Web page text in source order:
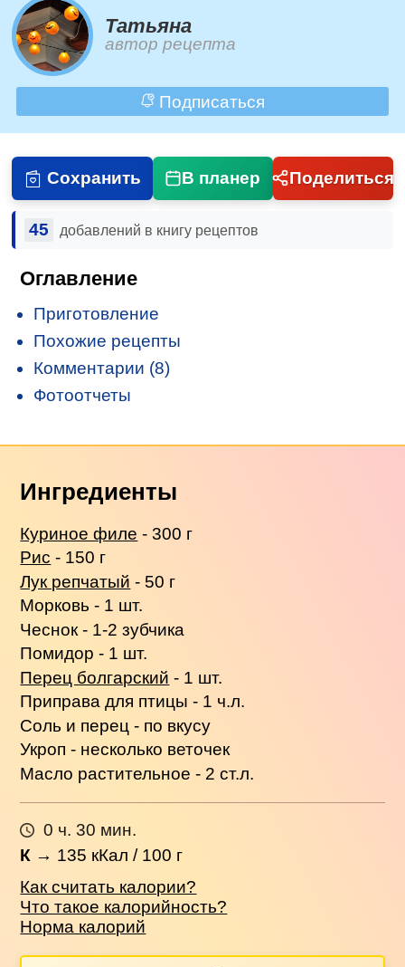
Татьяна
автор рецепта
Подписаться
Сохранить В планер Поделиться
45 добавлений в книгу рецептов
Оглавление
Приготовление
Похожие рецепты
Комментарии (8)
Фотоотчеты
Ингредиенты
Куриное филе - 300 г
Рис - 150 г
Лук репчатый - 50 г
Морковь - 1 шт.
Чеснок - 1-2 зубчика
Помидор - 1 шт.
Перец болгарский - 1 шт.
Приправа для птицы - 1 ч.л.
Соль и перец - по вкусу
Укроп - несколько веточек
Масло растительное - 2 ст.л.
0 ч. 30 мин.
К → 135 кКал / 100 г
Как считать калории?
Что такое калорийность?
Норма калорий